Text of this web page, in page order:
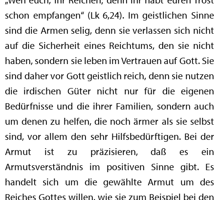
schon empfangen“ (Lk 6,24). Im geistlichen Sinne
sind die Armen selig, denn sie verlassen sich nicht
auf die Sicherheit eines Reichtums, den sie nicht
haben, sondern sie leben im Vertrauen auf Gott. Sie
sind daher vor Gott geistlich reich, denn sie nutzen
die irdischen Güter nicht nur für die eigenen
Bedürfnisse und die ihrer Familien, sondern auch
um denen zu helfen, die noch ärmer als sie selbst
sind, vor allem den sehr Hilfsbedürftigen. Bei der
Armut ist zu präzisieren, daß es ein
Armutsverständnis im positiven Sinne gibt. Es
handelt sich um die gewählte Armut um des
Reiches Gottes willen, wie sie zum Beispiel bei den